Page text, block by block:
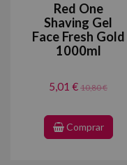
Red One
Shaving Gel
Face Fresh Gold
1000ml
5,01 € 10,80 €
Comprar